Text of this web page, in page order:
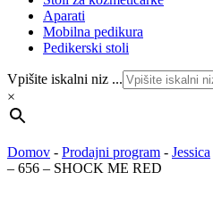
Aparati
Mobilna pedikura
Pedikerski stoli
Vpišite iskalni niz ...
×
Domov - Prodajni program - Jessica
– 656 – SHOCK ME RED